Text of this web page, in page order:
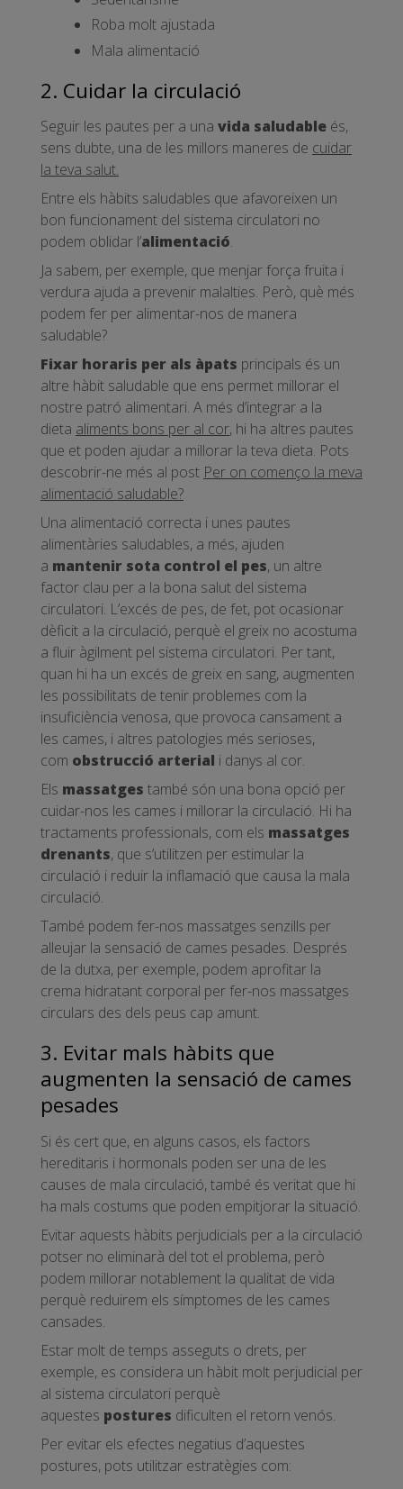
Roba molt ajustada
Mala alimentació
2. Cuidar la circulació
Seguir les pautes per a una vida saludable és,
sens dubte, una de les millors maneres de cuidar
la teva salut.
Entre els hàbits saludables que afavoreixen un
bon funcionament del sistema circulatori no
podem oblidar l’alimentació.
Ja sabem, per exemple, que menjar força fruita i
verdura ajuda a prevenir malalties. Però, què més
podem fer per alimentar-nos de manera
saludable?
Fixar horaris per als àpats principals és un
altre hàbit saludable que ens permet millorar el
nostre patró alimentari. A més d’integrar a la
dieta aliments bons per al cor, hi ha altres pautes
que et poden ajudar a millorar la teva dieta. Pots
descobrir-ne més al post Per on començo la meva
alimentació saludable?
Una alimentació correcta i unes pautes
alimentàries saludables, a més, ajuden
a mantenir sota control el pes, un altre
factor clau per a la bona salut del sistema
circulatori. L’excés de pes, de fet, pot ocasionar
dèficit a la circulació, perquè el greix no acostuma
a fluir àgilment pel sistema circulatori. Per tant,
quan hi ha un excés de greix en sang, augmenten
les possibilitats de tenir problemes com la
insuficiència venosa, que provoca cansament a
les cames, i altres patologies més serioses,
com obstrucció arterial i danys al cor.
Els massatges també són una bona opció per
cuidar-nos les cames i millorar la circulació. Hi ha
tractaments professionals, com els massatges
drenants, que s’utilitzen per estimular la
circulació i reduir la inflamació que causa la mala
circulació.
També podem fer-nos massatges senzills per
alleujar la sensació de cames pesades. Després
de la dutxa, per exemple, podem aprofitar la
crema hidratant corporal per fer-nos massatges
circulars des dels peus cap amunt.
3. Evitar mals hàbits que
augmenten la sensació de cames
pesades
Si és cert que, en alguns casos, els factors
hereditaris i hormonals poden ser una de les
causes de mala circulació, també és veritat que hi
ha mals costums que poden empitjorar la situació.
Evitar aquests hàbits perjudicials per a la circulació
potser no eliminarà del tot el problema, però
podem millorar notablement la qualitat de vida
perquè reduirem els símptomes de les cames
cansades.
Estar molt de temps asseguts o drets, per
exemple, es considera un hàbit molt perjudicial per
al sistema circulatori perquè
aquestes postures dificulten el retorn venós.
Per evitar els efectes negatius d’aquestes
postures, pots utilitzar estratègies com: